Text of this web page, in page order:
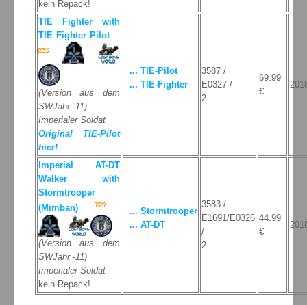
kein Repack!
TIE Fighter with
TIE Fighter Pilot
(Version aus dem
SWJahr -11)
Imperialer Soldat
Original TIE-Pilot
hier!
... TIE-Pilot
... TIE-Fighter
3587 /
E0327 /
2
69.99
€
Imperial AT-DT
Walker with
Stormtrooper
(Mimban)
(Version aus dem
SWJahr -11)
Imperialer Soldat
kein Repack!
... Stormtrooper
... AT-DT
3583 /
E1691/E0326
/
2
44.99
€